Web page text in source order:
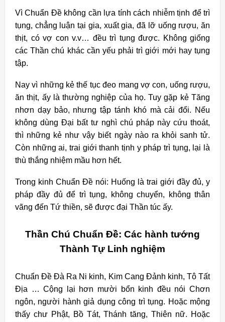
Vì Chuẩn Đề không cần lựa tính cách nhiễm tịnh để trì
tụng, chẳng luận tại gia, xuất gia, đã lỡ uống rượu, ăn
thịt, có vợ con v.v… đều trì tụng được. Không giống
các Thần chú khác cần yếu phải trì giới mới hay tụng
tập.
Nay vì những kẻ thế tục đeo mang vợ con, uống rượu,
ăn thịt, ấy là thường nghiệp của họ. Tuy gặp kẻ Tăng
nhơn dạy bảo, nhưng tập tánh khó mà cải đổi. Nếu
không dùng Đại bất tư nghì chú pháp này cứu thoát,
thì những kẻ như vậy biết ngày nào ra khỏi sanh tử.
Còn những ai, trai giới thanh tịnh y pháp trì tụng, lại là
thù thắng nhiệm mầu hơn hết.
Trong kinh Chuẩn Đề nói: Huống là trai giới đầy đủ, y
pháp đầy đủ để trì tụng, không chuyển, không thân
vãng đến Tứ thiền, sẽ được đại Thần túc ấy.
Thần Chú Chuẩn Đề: Các hành tướng
Thành Tự Linh nghiệm
Chuẩn Đề Đà Ra Ni kinh, Kim Cang Đảnh kinh, Tô Tất
Địa … Cộng lại hơn mười bổn kinh đều nói Chơn
ngôn, người hành giả dụng công trì tụng. Hoặc mộng
thấy chư Phật, Bồ Tát, Thánh tăng, Thiên nữ. Hoặc